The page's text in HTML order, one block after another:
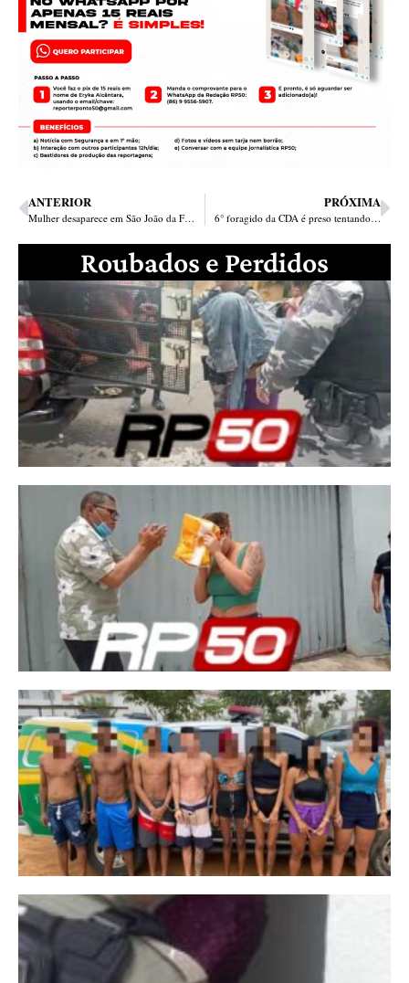
ANTERIOR
Mulher desaparece em São João da Fronteira e é encontrada morta no Ceará
PRÓXIMA
6° foragido da CDA é preso tentando carona para Piripiri
Roubados e Perdidos